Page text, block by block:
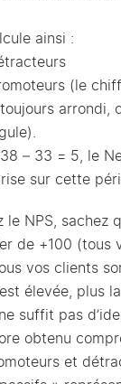
ainsi :
(le
arrondi,
– 33 = 5, le
sur cette
le NPS, sachez
de +100 (tous
vos clients
élevée, plus
suffit pas
obtenu
et